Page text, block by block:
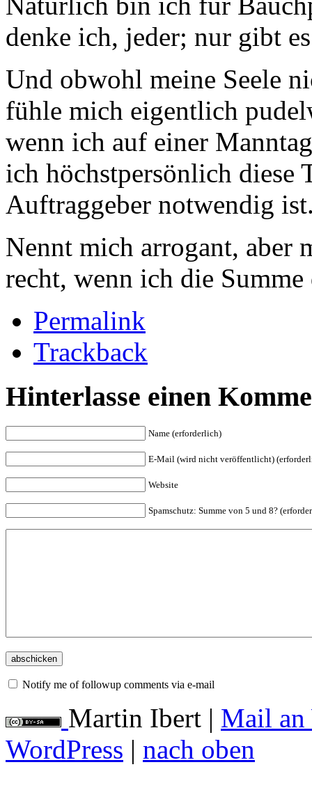
denke ich, jeder; nur gibt
Und obwohl meine Seele
fühle mich eigentlich
wenn ich auf einer
ich höchstpersönlich diese
Auftraggeber notwendig
Nennt mich arrogant, aber
recht, wenn ich die
Permalink
Trackback
Hinterlasse einen
Name (erforderlich)
E-Mail (wird nicht veröffentlicht)
Website
Spamschutz: Summe von 5 und 8?
Notify me of followup comments via e-mail
Martin Ibert | Mail an
WordPress | nach oben